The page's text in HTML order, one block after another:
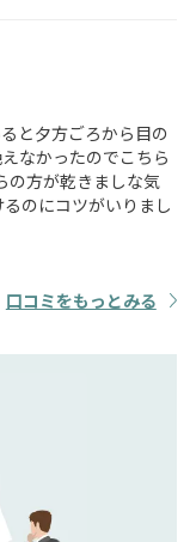
と夕方ごろから目の
なかったのでこちら
の方が乾きましな気
のにコツがいりまし
口コミをもっとみる